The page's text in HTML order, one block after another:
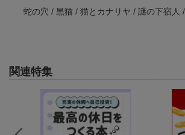
蛇の穴 / 黒猫 / 猫とカナリヤ / 謎の下宿
関連特集